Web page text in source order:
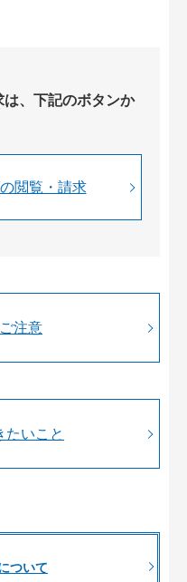
、下記のボタンか
閲覧・請求
注意
たいこと
ついて